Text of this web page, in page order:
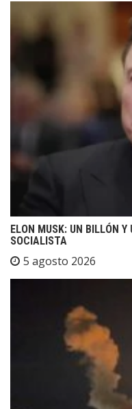
ELON MUSK: UN BILLÓN Y
SOCIALISTA
5 agosto 2026